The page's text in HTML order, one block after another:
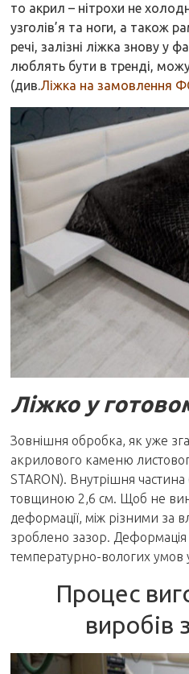
то акрил – нітрохи не
узголів’я та ноги, а також
речі, залізні ліжка знову у
люблять бути в тренді,
(див.Ліжка на замовлення
Ліжко у
Зовнішня обробка, як уже
акрилового каменю
STARON). Внутрішня
товщиною 2,6 см. Щоб не
деформації, між різними за
зроблено зазор. Деформація
температурно-вологих умов у
Процес
виробів